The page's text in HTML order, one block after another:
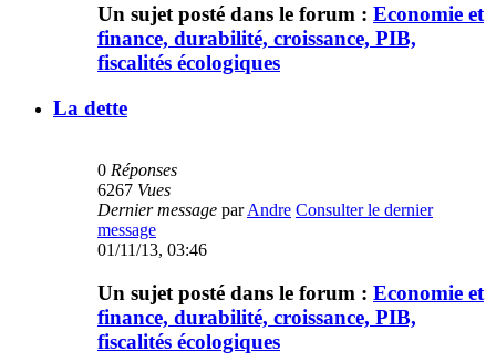
Un sujet posté dans le forum : Economie et
finance, durabilité, croissance, PIB,
fiscalités écologiques
La dette
0 Réponses
6267 Vues
Dernier message parAndre Consulter le dernier
message
01/11/13, 03:46
Un sujet posté dans le forum : Economie et
finance, durabilité, croissance, PIB,
fiscalités écologiques